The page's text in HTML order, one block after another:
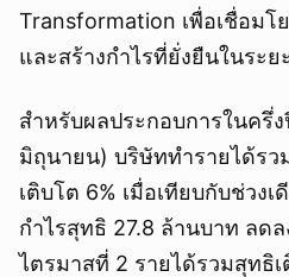
Transformation เพื่อเชื่อมโ
และสร้างกำไรที่ยั่งยืนในระย
สำหรับผลประกอบการในครึ่
มิถุนายน) บริษัททำรายได้ร
เติบโต 6% เมื่อเทียบกับช่วง
กำไรสุทธิ 27.8 ล้านบาท ลด
ไตรมาสที่ 2 รายได้รวมสุทธิ